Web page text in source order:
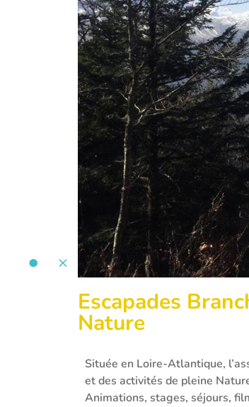
Escapades
Nature
Située en Loire-Atlantique,
et des activités de pleine
Animations, stages, séjours,